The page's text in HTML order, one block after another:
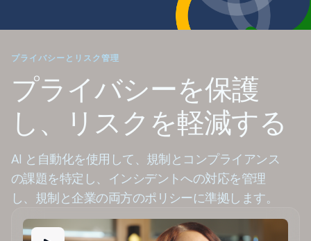
プライバシーとリスク管理
プライバシーを保護
し、リスクを軽減する
AI と自動化を使用して、規制とコンプライアンス
の課題を特定し、インシデントへの対応を管理
し、規制と企業の両方のポリシーに準拠します。